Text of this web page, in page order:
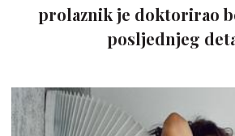
prolaznik je doktorirao
posljednjeg